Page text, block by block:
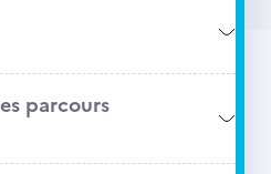
parcours